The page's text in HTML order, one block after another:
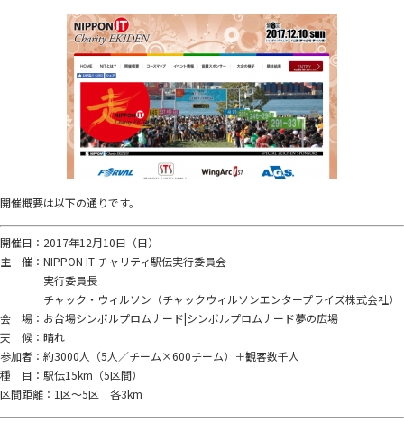
開催概要は以下の通りです。
開催日：2017年12月10日（日）
主 催：NIPPON IT チャリティ駅伝実行委員会
実行委員長
チャック・ウィルソン（チャックウィルソンエンタープライズ株式会社）
会 場：お台場シンボルプロムナード|シンボルプロムナード夢の広場
天 候：晴れ
参加者：約3000人（5人／チーム×600チーム）＋観客数千人
種 目：駅伝15km（5区間）
区間距離：1区～5区 各3km